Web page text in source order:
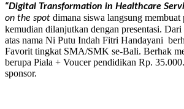
“Digital Transformation in Healthcare
on the spot dimana siswa langsung membuat
kemudian dilanjutkan dengan presentasi.
atas nama Ni Putu Indah Fitri Handayani
Favorit tingkat SMA/SMK se-Bali. Berhak
berupa Piala + Voucer pendidikan Rp.
sponsor.